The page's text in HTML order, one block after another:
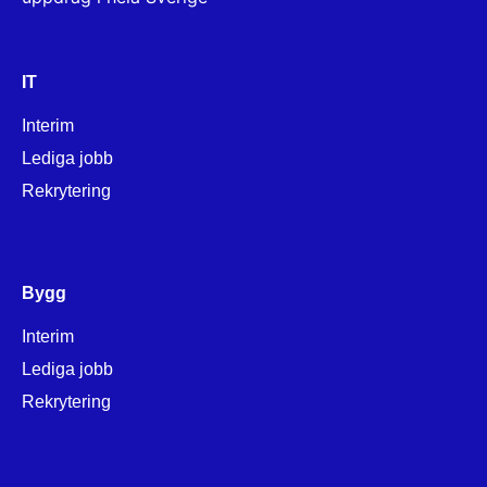
IT
Interim
Lediga jobb
Rekrytering
Bygg
Interim
Lediga jobb
Rekrytering